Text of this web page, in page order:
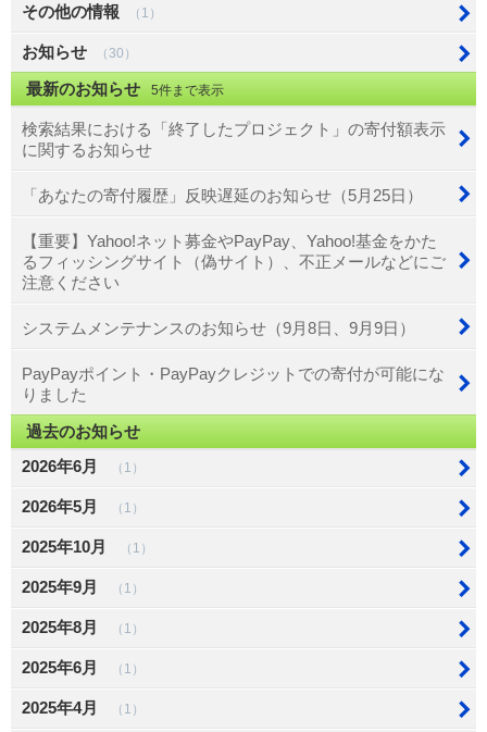
その他の情報 （1）
お知らせ （30）
最新のお知らせ 5件まで表示
検索結果における「終了したプロジェクト」の寄付額表示
に関するお知らせ
「あなたの寄付履歴」反映遅延のお知らせ（5月25日）
【重要】Yahoo!ネット募金やPayPay、Yahoo!基金をかた
るフィッシングサイト（偽サイト）、不正メールなどにご
注意ください
システムメンテナンスのお知らせ（9月8日、9月9日）
PayPayポイント・PayPayクレジットでの寄付が可能にな
りました
過去のお知らせ
2026年6月
（1）
2026年5月 （1）
2025年10月 （1）
2025年9月 （1）
2025年8月 （1）
2025年6月 （1）
2025年4月 （1）